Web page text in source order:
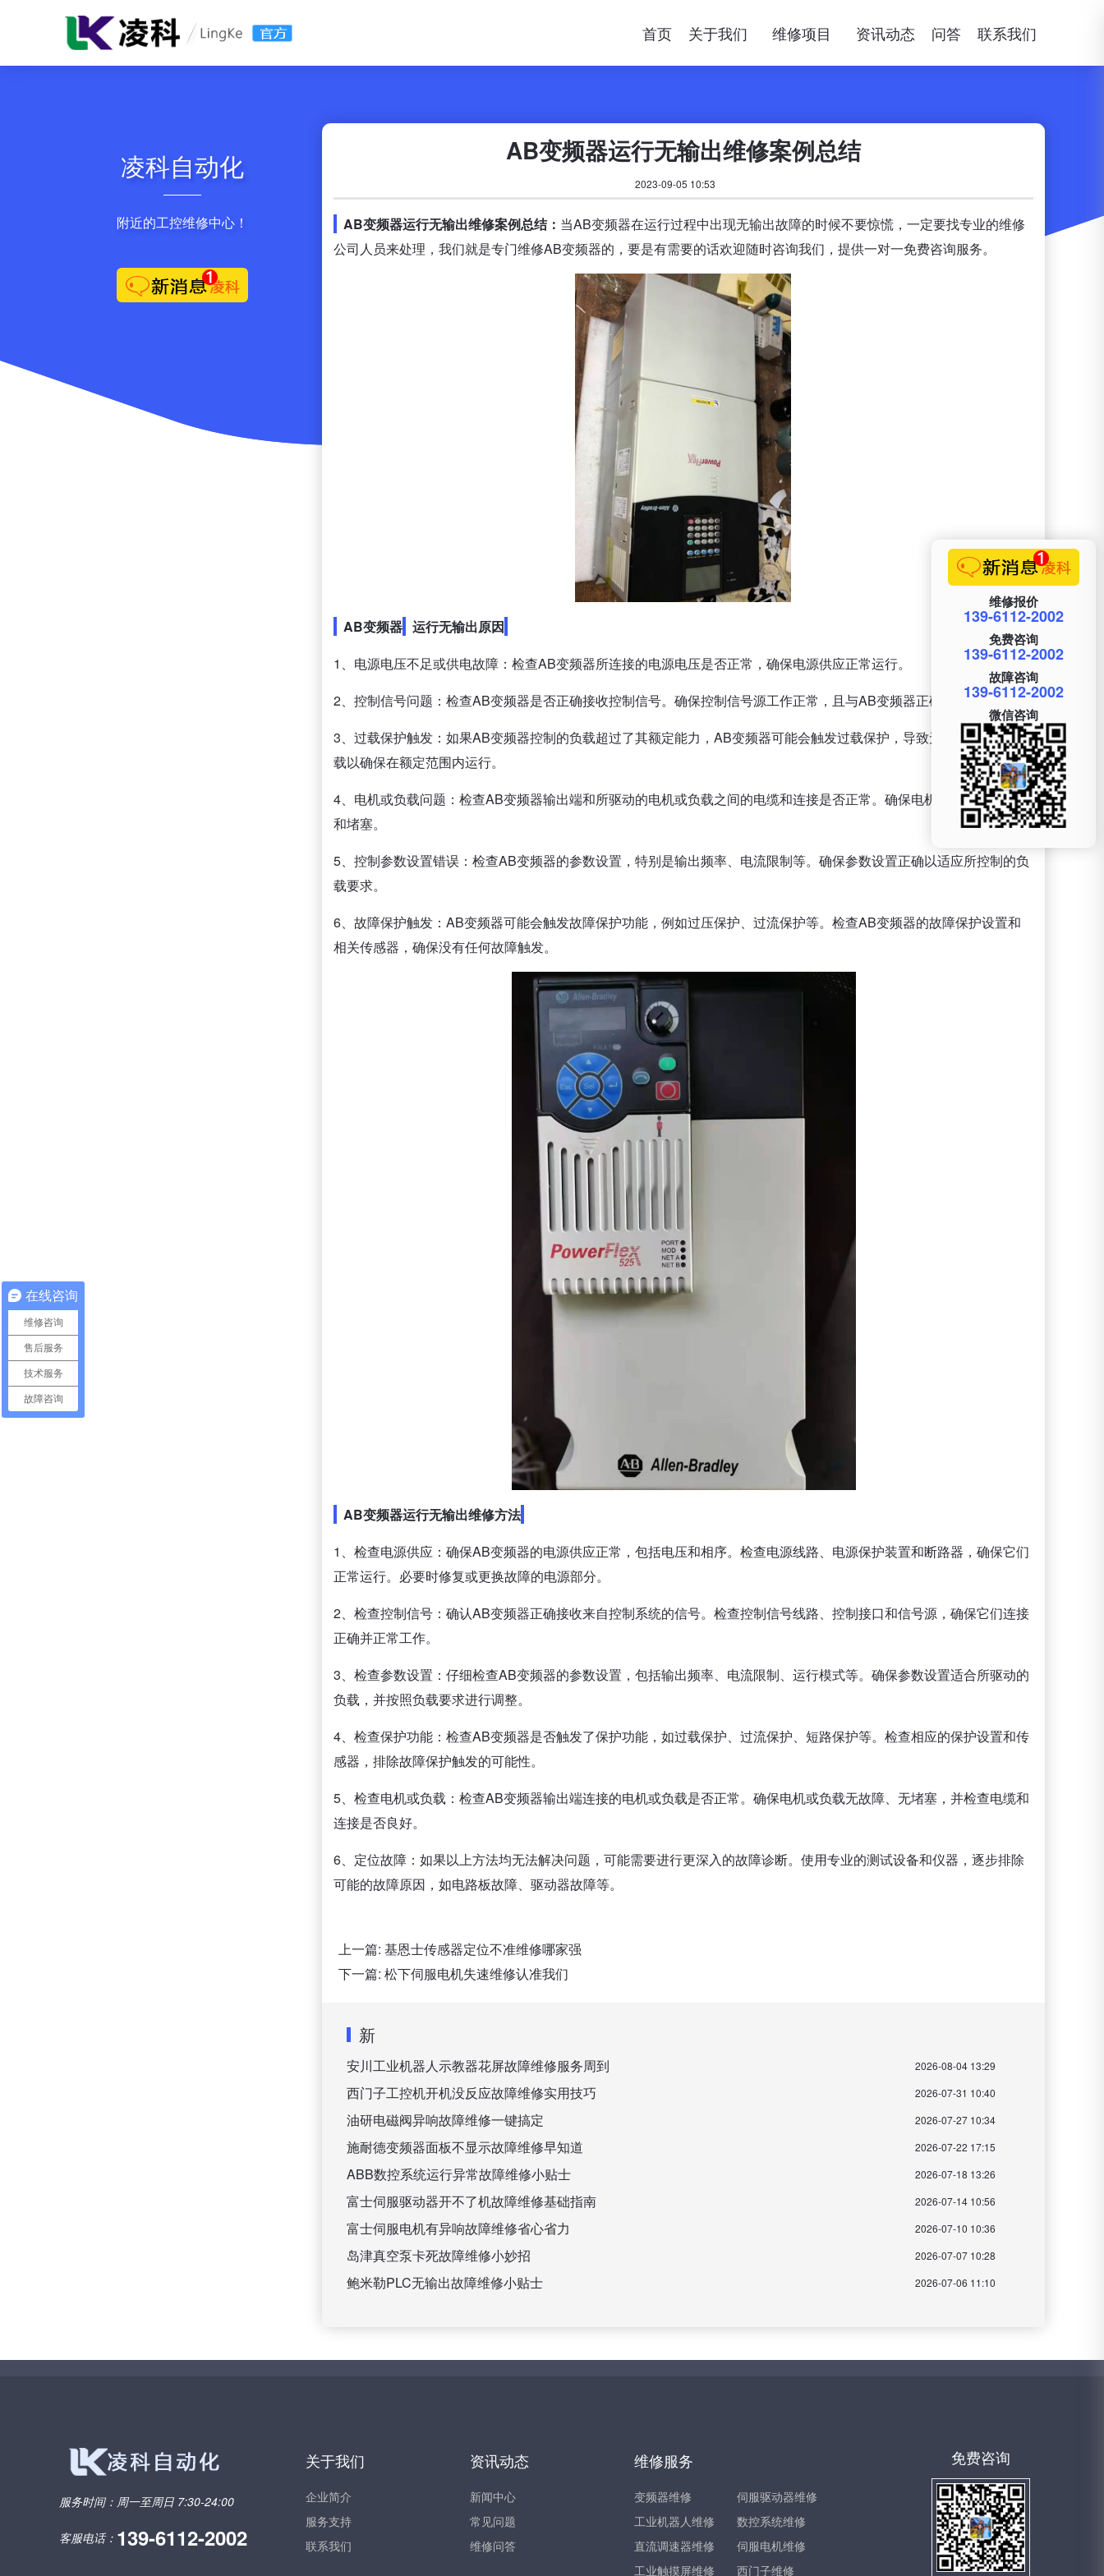
首页 关于我们 维修项目 资讯动态 问答 联系我们
凌科自动化
附近的工控维修中心！
AB变频器运行无输出维修案例总结
2023-09-05 10:53
AB变频器运行无输出维修案例总结： 当AB变频器在运行过程中出现无输出故障的时候不要惊慌，一定要找专业的维修
公司人员来处理，我们就是专门维修AB变频器的，要是有需要的话欢迎随时咨询我们，提供一对一免费咨询服务。
AB变频器 运行无输出原因
1、电源电压不足或供电故障：检查AB变频器所连接的电源电压是否正常，确保电源供应正常运行。
2、控制信号问题：检查AB变频器是否正确接收控制信号。确保控制信号源工作正常，且与AB变频器正确连接。
3、过载保护触发：如果AB变频器控制的负载超过了其额定能力，AB变频器可能会触发过载保护，导致无输出。减轻负
载以确保在额定范围内运行。
4、电机或负载问题：检查AB变频器输出端和所驱动的电机或负载之间的电缆和连接是否正常。确保电机或负载没有故障
和堵塞。
5、控制参数设置错误：检查AB变频器的参数设置，特别是输出频率、电流限制等。确保参数设置正确以适应所控制的负
载要求。
6、故障保护触发：AB变频器可能会触发故障保护功能，例如过压保护、过流保护等。检查AB变频器的故障保护设置和
相关传感器，确保没有任何故障触发。
AB变频器运行无输出维修方法
1、检查电源供应：确保AB变频器的电源供应正常，包括电压和相序。检查电源线路、电源保护装置和断路器，确保它们
正常运行。必要时修复或更换故障的电源部分。
2、检查控制信号：确认AB变频器正确接收来自控制系统的信号。检查控制信号线路、控制接口和信号源，确保它们连接
正确并正常工作。
3、检查参数设置：仔细检查AB变频器的参数设置，包括输出频率、电流限制、运行模式等。确保参数设置适合所驱动的
负载，并按照负载要求进行调整。
4、检查保护功能：检查AB变频器是否触发了保护功能，如过载保护、过流保护、短路保护等。检查相应的保护设置和传
感器，排除故障保护触发的可能性。
5、检查电机或负载：检查AB变频器输出端连接的电机或负载是否正常。确保电机或负载无故障、无堵塞，并检查电缆和
连接是否良好。
6、定位故障：如果以上方法均无法解决问题，可能需要进行更深入的故障诊断。使用专业的测试设备和仪器，逐步排除
可能的故障原因，如电路板故障、驱动器故障等。
上一篇: 基恩士传感器定位不准维修哪家强
下一篇: 松下伺服电机失速维修认准我们
新
安川工业机器人示教器花屏故障维修服务周到 2026-08-04 13:29
西门子工控机开机没反应故障维修实用技巧 2026-07-31 10:40
油研电磁阀异响故障维修一键搞定 2026-07-27 10:34
施耐德变频器面板不显示故障维修早知道 2026-07-22 17:15
ABB数控系统运行异常故障维修小贴士 2026-07-18 13:26
富士伺服驱动器开不了机故障维修基础指南 2026-07-14 10:56
富士伺服电机有异响故障维修省心省力 2026-07-10 10:36
岛津真空泵卡死故障维修小妙招 2026-07-07 10:28
鲍米勒PLC无输出故障维修小贴士 2026-07-06 11:10
服务时间： 周一至周日 7:30-24:00
客服电话： 139-6112-2002
关于我们
企业简介
服务支持
联系我们
资讯动态
新闻中心
常见问题
维修问答
维修服务
变频器维修
伺服驱动器维修
工业机器人维修
数控系统维修
直流调速器维修
伺服电机维修
工业触摸屏维修
西门子维修
免费咨询
维修报价
139-6112-2002
免费咨询
139-6112-2002
故障咨询
139-6112-2002
微信咨询
在线咨询
维修咨询
售后服务
技术服务
故障咨询